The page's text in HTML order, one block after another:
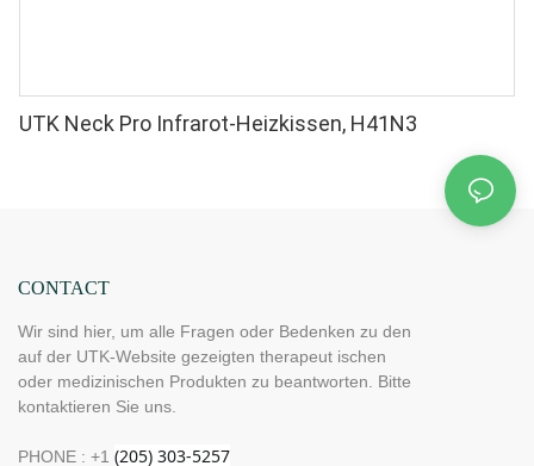
UTK Neck Pro Infrarot-Heizkissen, H41N3
CONTACT
Wir sind hier, um alle Fragen oder Bedenken zu den
auf der UTK-Website gezeigten therapeut ischen
oder medizinischen Produkten zu beantworten. Bitte
kontaktieren Sie uns.
PHONE : +1